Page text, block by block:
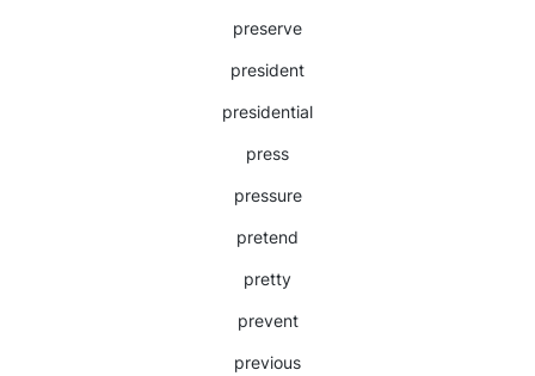
preserve
president
presidential
press
pressure
pretend
pretty
prevent
previous